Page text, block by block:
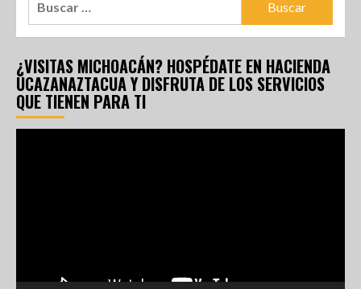
¿VISITAS MICHOACÁN? HOSPÉDATE EN HACIENDA
UCAZANAZTACUA Y DISFRUTA DE LOS SERVICIOS
QUE TIENEN PARA TI